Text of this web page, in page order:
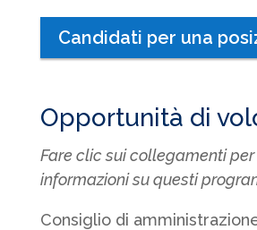
Candidati per una
Opportunità di
Fare clic sui collegamenti
informazioni su questi
Consiglio di